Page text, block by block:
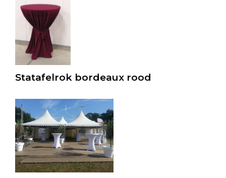
Statafelrok bordeaux rood